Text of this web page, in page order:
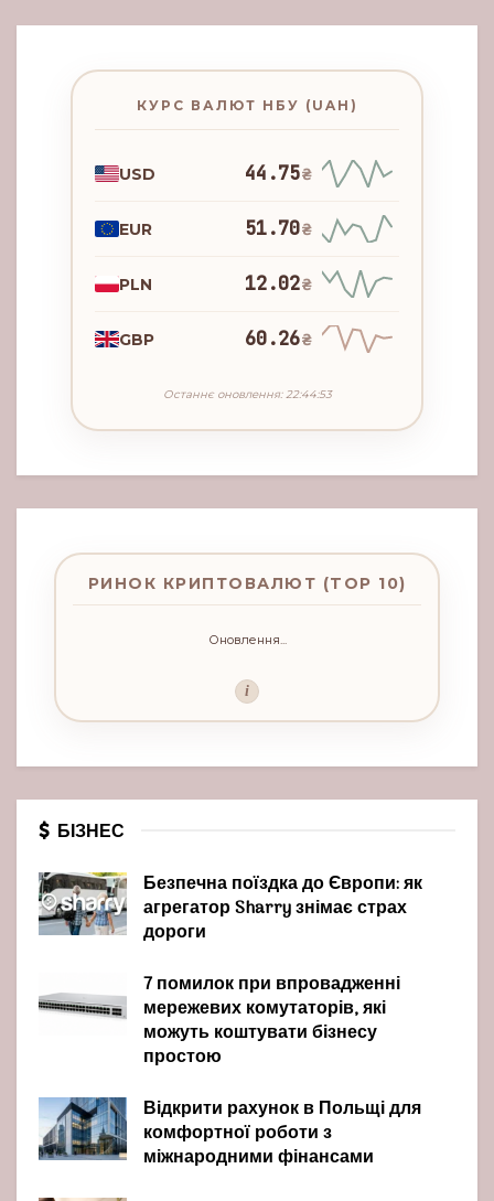
КУРС ВАЛЮТ НБУ (UAH)
USD 44.75₴
EUR 51.70₴
PLN 12.02₴
GBP 60.26₴
Останнє оновлення: 22:44:53
РИНОК КРИПТОВАЛЮТ (TOP 10)
Оновлення...
i
БІЗНЕС
Безпечна поїздка до Європи: як
агрегатор Sharry знімає страх
дороги
7 помилок при впровадженні
мережевих комутаторів, які
можуть коштувати бізнесу
простою
Відкрити рахунок в Польщі для
комфортної роботи з
міжнародними фінансами